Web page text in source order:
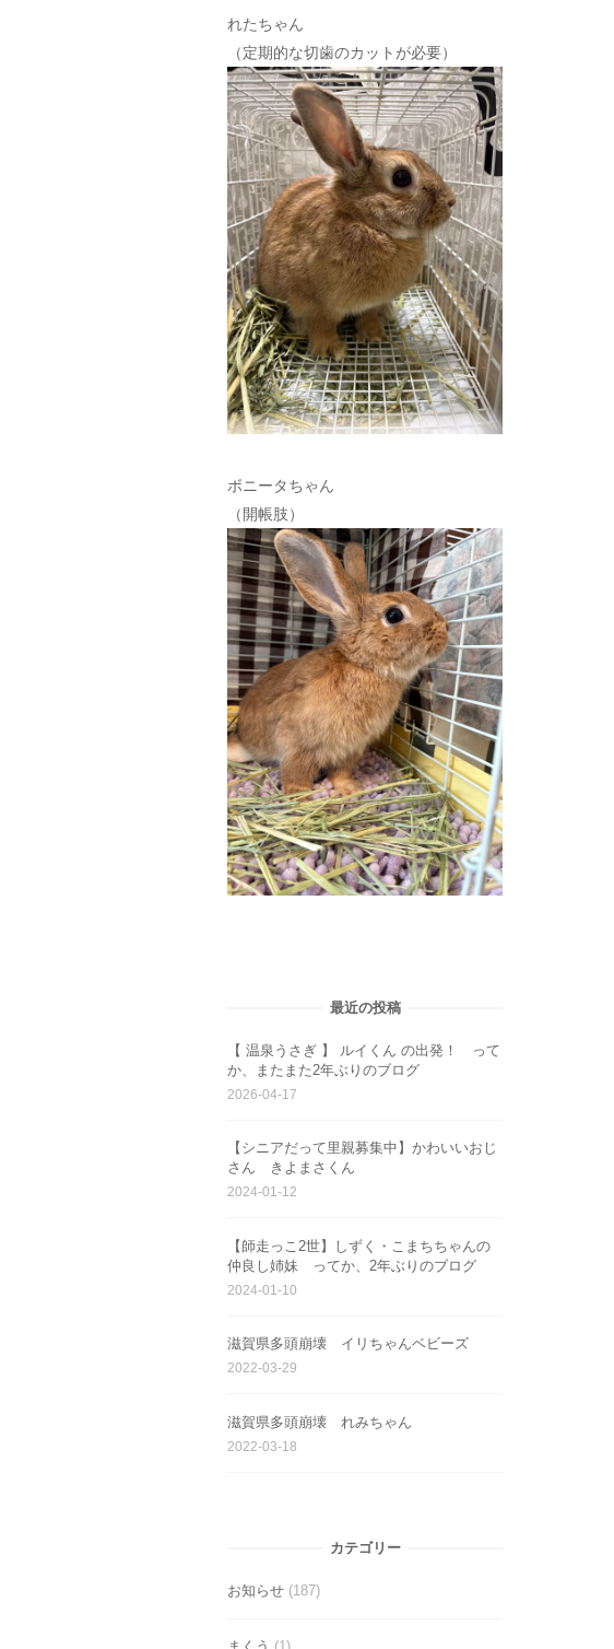
れたちゃん
（定期的な切歯のカットが必要）
ボニータちゃん
（開帳肢）
最近の投稿
【 温泉うさぎ 】 ルイくん の出発！ って
か、またまた2年ぶりのブログ
2026-04-17
【シニアだって里親募集中】かわいいおじ
さん きよまさくん
2024-01-12
【師走っこ2世】しずく・こまちちゃんの
仲良し姉妹 ってか、2年ぶりのブログ
2024-01-10
滋賀県多頭崩壊 イリちゃんベビーズ
2022-03-29
滋賀県多頭崩壊 れみちゃん
2022-03-18
カテゴリー
お知らせ (187)